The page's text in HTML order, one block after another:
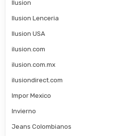
Ilusion
Ilusion Lenceria
Ilusion USA
ilusion.com
ilusion.com.mx
ilusiondirect.com
Impor Mexico
Invierno
Jeans Colombianos